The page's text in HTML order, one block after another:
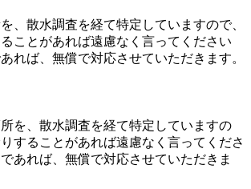
、散水調査を経て特定していますので、
ことがあれば遠慮なく言ってください
れば、無償で対応させていただきます。